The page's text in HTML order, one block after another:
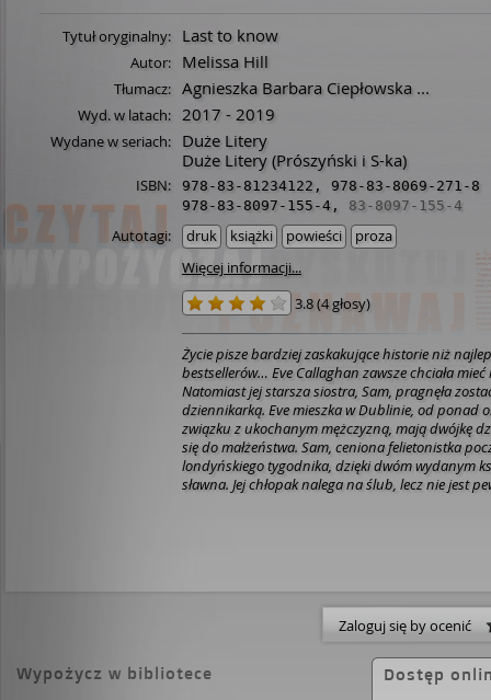
Tytuł oryginalny: Last to know
Autor: Melissa Hill
Tłumacz: Agnieszka Barbara Ciepłowska ...
Wyd. w latach: 2017 - 2019
Wydane w seriach:
Duże Litery
Duże Litery (Prószyński i S-ka)
ISBN: 978-83-81234122 , 978-83-8069-271-8
978-83-8097-155-4 , 83-8097-155-4
Autotagi: druk książki powieści
proza
Więcej informacji...
3.8(4 głosy)
Życie pisze bardziej zaskakujące historie niż
bestsellerów… Eve Callaghan zawsze chciała
Natomiast jej starsza siostra, Sam, pragnęła
dziennikarką. Eve mieszka w Dublinie, od ponad
związku z ukochanym mężczyzną, mają dwójkę
się do małżeństwa. Sam, ceniona felietonistka
londyńskiego tygodnika, dzięki dwóm wydanym
sławna. Jej chłopak nalega na ślub, lecz nie jest
wypełniając jej obowiązki, a w tym czasie
zastanowić, czego chcą od życia. Żadna z nich
półkuli, w Sydney, Brooke Reynolds, redaktorka
promującego literaturę kobiecą, z zapartym
Zaloguj się by ocenić
Wypożycz w bibliotece Dostęp